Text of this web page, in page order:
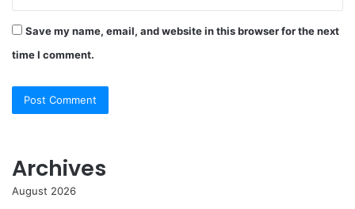
Save my name, email, and website in this browser for the next
time I comment.
Archives
August 2026